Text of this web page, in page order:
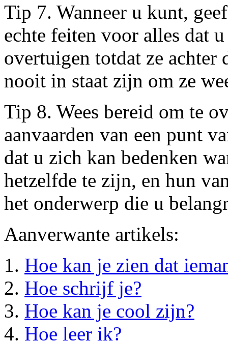
Tip 7. Wanneer u kunt,
echte feiten voor alles dat
overtuigen totdat ze achter
nooit in staat zijn om ze
Tip 8. Wees bereid om te
aanvaarden van een punt
dat u zich kan bedenken
hetzelfde te zijn, en hun
het onderwerp die u
Aanverwante artikels:
Hoe kan je zien dat
Hoe schrijf je?
Hoe kan je cool zijn?
Hoe leer ik?